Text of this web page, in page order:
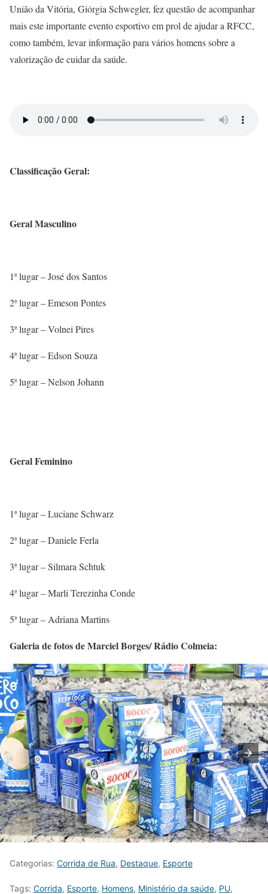
União da Vitória, Giórgia Schwegler, fez questão de acompanhar
mais este importante evento esportivo em prol de ajudar a RFCC,
como também, levar informação para vários homens sobre a
valorização de cuidar da saúde.
Classificação Geral:
Geral Masculino
1ª lugar – José dos Santos
2ª lugar – Emeson Pontes
3ª lugar – Volnei Pires
4ª lugar – Edson Souza
5ª lugar – Nelson Johann
Geral Feminino
1ª lugar – Luciane Schwarz
2ª lugar – Daniele Ferla
3ª lugar – Silmara Schtuk
4ª lugar – Marli Terezinha Conde
5ª lugar – Adriana Martins
Galeria de fotos de Marciel Borges/ Rádio Colmeia:
Categorias: Corrida de Rua, Destaque, Esporte
Tags: Corrida, Esporte, Homens, Ministério da saúde, PU,